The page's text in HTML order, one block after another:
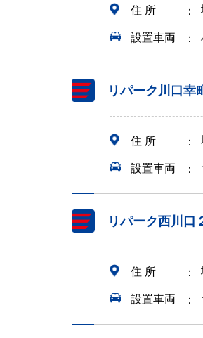
住 所
設置車両
リパーク川口幸
住 所
設置車両
リパーク西川口
住 所
設置車両